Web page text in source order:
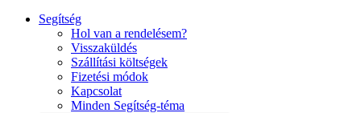
Segítség
Hol van a rendelésem?
Visszaküldés
Szállítási költségek
Fizetési módok
Kapcsolat
Minden Segítség-téma